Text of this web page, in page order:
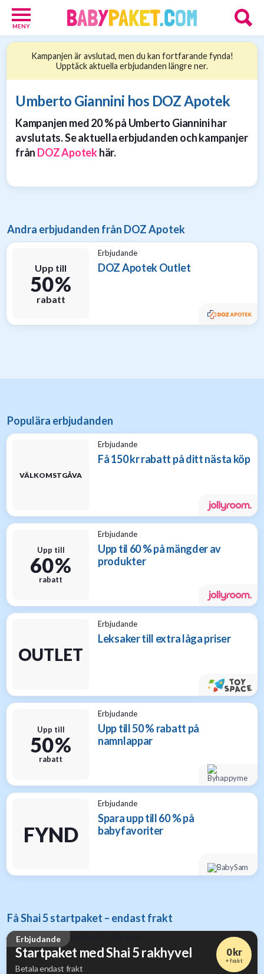
MENY
Kampanjen är avslutad, men du kan fortfarande fynda!
Upptäck aktuella erbjudanden längre ner.
Umberto Giannini hos DOZ Apotek
Kampanjen med 20 % på Umberto Giannini har
avslutats. Se aktuella erbjudanden och kampanjer
från DOZ Apotekhär.
Andra erbjudanden från DOZ Apotek
Upp till
50 %
rabatt
Erbjudande
DOZ Apotek Outlet
Populära erbjudanden
VÄLKOMSTGÅVA
Erbjudande
Få 150 kr rabatt på ditt nästa köp
Upp till
60 %
rabatt
Erbjudande
Upp til 60 % på mängder av
produkter
OUTLET
Erbjudande
Leksaker till extra låga priser
Upp till
50 %
rabatt
Erbjudande
Upp till 50 % rabatt på
namnlappar
FYND
Erbjudande
Spara upp till 60 % på
babyfavoriter
Få Shai 5 startpaket – endast frakt
Erbjudande
Startpaket med Shai 5 rakhyvel
Betala endast frakt
0 kr
+ frakt
Föräldrar
Erbjudanden
Presenttips
15
Personliga
gåvor
Nätbutiker